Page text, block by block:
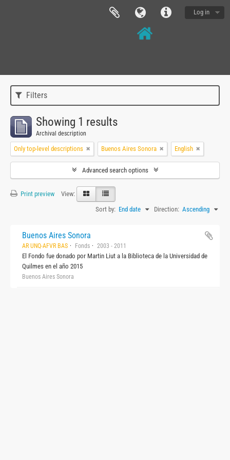
Log in
Filters
Showing 1 results
Archival description
Only top-level descriptions Buenos Aires Sonora English
Advanced search options
Print preview
View:
Sort by: End date Direction: Ascending
Buenos Aires Sonora
AR UNQ-AFVR BAS Fonds 2003 - 2011
El Fondo fue donado por Martin Liut a la Biblioteca de la Universidad de
Quilmes en el año 2015
Buenos Aires Sonora